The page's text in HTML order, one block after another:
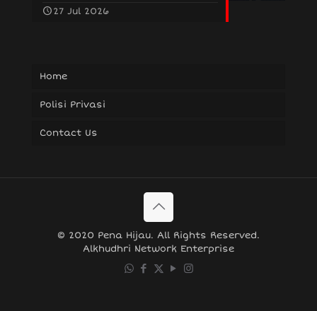
27 Jul 2026
Home
Polisi Privasi
Contact Us
© 2020 Pena Hijau. All Rights Reserved.
Alkhudhri Network Enterprise